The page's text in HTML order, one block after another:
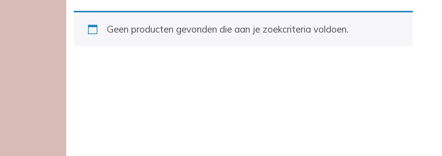
Geen producten gevonden die aan je zoekcriteria voldoen.